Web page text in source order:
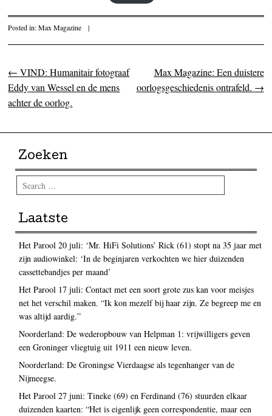
Posted in:Max Magazine |
Post navigation
← VIND: Humanitair fotograaf
Eddy van Wessel en de mens
achter de oorlog.
Max Magazine: Een duistere
oorlogsgeschiedenis ontrafeld. →
Zoeken
Search
Laatste
Het Parool 20 juli: ‘Mr. HiFi Solutions’ Rick (61) stopt na 35 jaar met
zijn audiowinkel: ‘In de beginjaren verkochten we hier duizenden
cassettebandjes per maand’
Het Parool 17 juli: Contact met een soort grote zus kan voor meisjes
net het verschil maken. “Ik kon mezelf bij haar zijn. Ze begreep me en
was altijd aardig.”
Noorderland: De wederopbouw van Helpman 1: vrijwilligers geven
een Groninger vliegtuig uit 1911 een nieuw leven.
Noorderland: De Groningse Vierdaagse als tegenhanger van de
Nijmeegse.
Het Parool 27 juni: Tineke (69) en Ferdinand (76) stuurden elkaar
duizenden kaarten: “Het is eigenlijk geen correspondentie, maar een